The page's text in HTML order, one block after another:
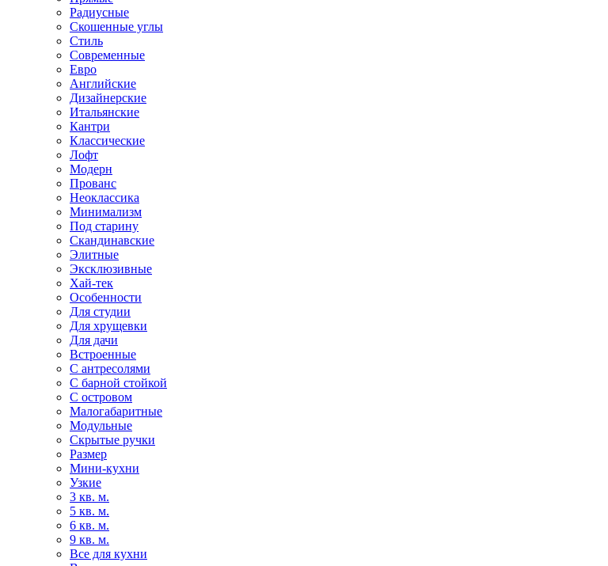
Радиусные
Скошенные углы
Стиль
Современные
Евро
Английские
Дизайнерские
Итальянские
Кантри
Классические
Лофт
Модерн
Прованс
Неоклассика
Минимализм
Под старину
Скандинавские
Элитные
Эксклюзивные
Хай-тек
Особенности
Для студии
Для хрущевки
Для дачи
Встроенные
С антресолями
С барной стойкой
С островом
Малогабаритные
Модульные
Скрытые ручки
Размер
Мини-кухни
Узкие
3 кв. м.
5 кв. м.
6 кв. м.
9 кв. м.
Все для кухни